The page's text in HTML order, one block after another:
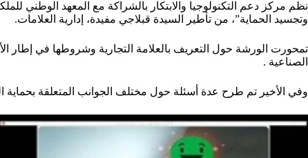
وتجسيد الحماية”، من تأطير السيدة قبلاجي مفيدة، إدارية العلامات.
الصناعية .
وفي الأخير تم طرح عدة أسئلة حول مختلف الجوانب المتعلقة بحماية